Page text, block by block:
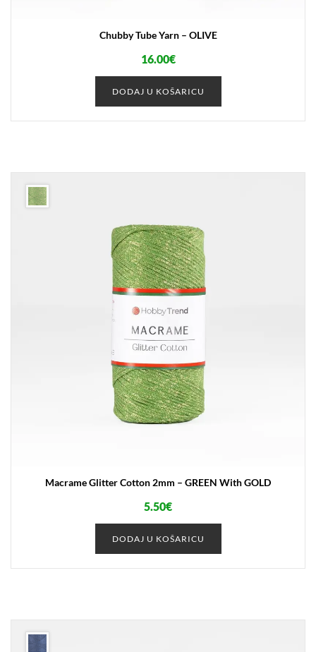
Chubby Tube Yarn – OLIVE
16.00€
DODAJ U KOŠARICU
Macrame Glitter Cotton 2mm – GREEN With GOLD
5.50€
DODAJ U KOŠARICU